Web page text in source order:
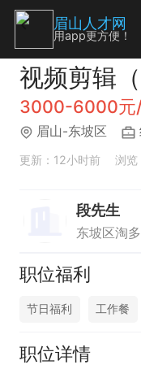
视频剪辑（
3000-6000元/
眉山-东坡区
更新：12小时前 浏览
段先生
东坡区淘
职位福利
节日福利 工作餐
职位详情
眉山人才网
用app更方便！